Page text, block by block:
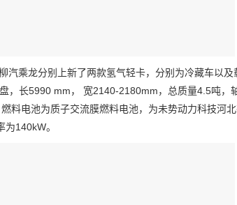
龙分别上新了两款氢气轻卡，分别为冷藏车以及
，长5990 mm， 宽2140-2180mm，总质量4.5吨，
料电池为质子交流膜燃料电池，为未势动力科技河
140kW。